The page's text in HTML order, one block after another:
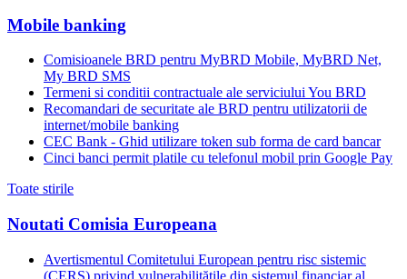
Mobile banking
Comisioanele BRD pentru MyBRD Mobile, MyBRD Net,
My BRD SMS
Termeni si conditii contractuale ale serviciului You BRD
Recomandari de securitate ale BRD pentru utilizatorii de
internet/mobile banking
CEC Bank - Ghid utilizare token sub forma de card bancar
Cinci banci permit platile cu telefonul mobil prin Google Pay
Toate stirile
Noutati Comisia Europeana
Avertismentul Comitetului European pentru risc sistemic
(CERS) privind vulnerabilitățile din sistemul financiar al